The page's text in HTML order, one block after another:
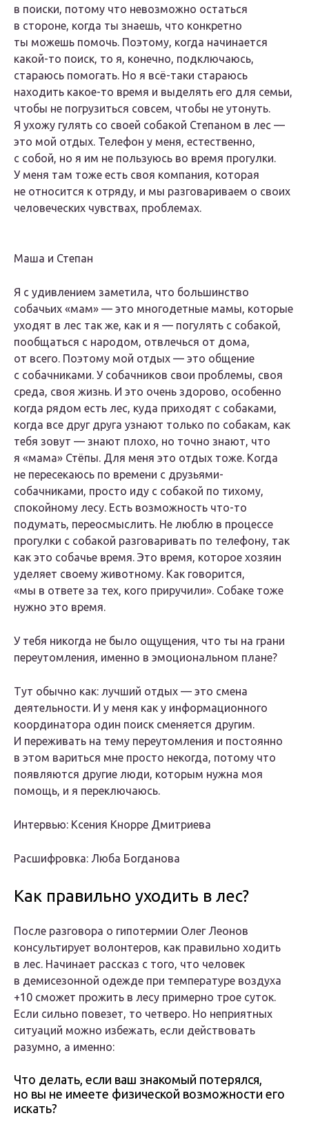
в поиски, потому что невозможно остаться
в стороне, когда ты знаешь, что конкретно
ты можешь помочь. Поэтому, когда начинается
какой-то поиск, то я, конечно, подключаюсь,
стараюсь помогать. Но я всё-таки стараюсь
находить какое-то время и выделять его для семьи,
чтобы не погрузиться совсем, чтобы не утонуть.
Я ухожу гулять со своей собакой Степаном в лес —
это мой отдых. Телефон у меня, естественно,
с собой, но я им не пользуюсь во время прогулки.
У меня там тоже есть своя компания, которая
не относится к отряду, и мы разговариваем о своих
человеческих чувствах, проблемах.
Маша и Степан
Я с удивлением заметила, что большинство
собачьих «мам» — это многодетные мамы, которые
уходят в лес так же, как и я — погулять с собакой,
пообщаться с народом, отвлечься от дома,
от всего. Поэтому мой отдых — это общение
с собачниками. У собачников свои проблемы, своя
среда, своя жизнь. И это очень здорово, особенно
когда рядом есть лес, куда приходят с собаками,
когда все друг друга узнают только по собакам, как
тебя зовут — знают плохо, но точно знают, что
я «мама» Стёпы. Для меня это отдых тоже. Когда
не пересекаюсь по времени с друзьями-
собачниками, просто иду с собакой по тихому,
спокойному лесу. Есть возможность что-то
подумать, переосмыслить. Не люблю в процессе
прогулки с собакой разговаривать по телефону, так
как это собачье время. Это время, которое хозяин
уделяет своему животному. Как говорится,
«мы в ответе за тех, кого приручили». Собаке тоже
нужно это время.
У тебя никогда не было ощущения, что ты на грани
переутомления, именно в эмоциональном плане?
Тут обычно как: лучший отдых — это смена
деятельности. И у меня как у информационного
координатора один поиск сменяется другим.
И переживать на тему переутомления и постоянно
в этом вариться мне просто некогда, потому что
появляются другие люди, которым нужна моя
помощь, и я переключаюсь.
Интервью: Ксения Кнорре Дмитриева
Расшифровка: Люба Богданова
Как правильно уходить в лес?
После разговора о гипотермии Олег Леонов
консультирует волонтеров, как правильно ходить
в лес. Начинает рассказ с того, что человек
в демисезонной одежде при температуре воздуха
+10 сможет прожить в лесу примерно трое суток.
Если сильно повезет, то четверо. Но неприятных
ситуаций можно избежать, если действовать
разумно, а именно:
Что делать, если ваш знакомый потерялся,
но вы не имеете физической возможности его
искать?